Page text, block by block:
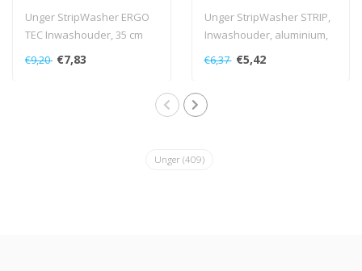
Inwashouder, 35 cm
Unger StripWasher ERGO
TEC Inwashouder, 35 cm
€9,20 €7,83
aluminium, 35 cm
Unger StripWasher STRIP,
Inwashouder, aluminium,
€6,37 €5,42
Unger (409)